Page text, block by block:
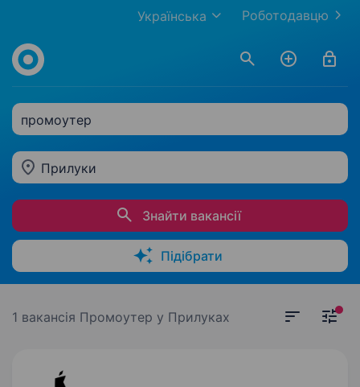
Роботодавцю
Українська
промоутер
Прилуки
Знайти вакансії
Підібрати
1 вакансія Промоутер у Прилуках